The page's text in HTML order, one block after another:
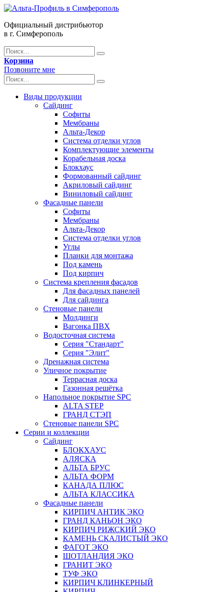
Официальный дистрибьютор
в г. Симферополь
Корзина
Позвоните мне
Виды продукции
Сайдинг
Софиты
Мембраны
Альта-Декор
Система отделки углов
Комплектующие элементы
Корабельная доска
Блокхаус
Формованный сайдинг
Акриловый сайдинг
Виниловый сайдинг
Фасадные панели
Софиты
Мембраны
Альта-Декор
Система отделки углов
Углы
Планки для монтажа
Под камень
Под кирпич
Система крепления фасадов
Для фасадных панелей
Для сайдинга
Стеновые панели
Молдинги
Вагонка ПВХ
Водосточная система
Серия "Стандарт"
Серия "Элит"
Дренажная система
Уличное покрытие
Террасная доска
Газонная решётка
Напольное покрытие SPC
ALTA STEP
ГРАНД СТЭП
Стеновые панели SPC
Серии и коллекции
Сайдинг
БЛОКХАУС
АЛЯСКА
АЛЬТА БРУС
АЛЬТА ФОРМ
КАНАДА ПЛЮС
АЛЬТА КЛАССИКА
Фасадные панели
КИРПИЧ АНТИК ЭКО
ГРАНД КАНЬОН ЭКО
КИРПИЧ РИЖСКИЙ ЭКО
КАМЕНЬ СКАЛИСТЫЙ ЭКО
ФАГОТ ЭКО
ШОТЛАНДИЯ ЭКО
ГРАНИТ ЭКО
ТУФ ЭКО
КИРПИЧ КЛИНКЕРНЫЙ